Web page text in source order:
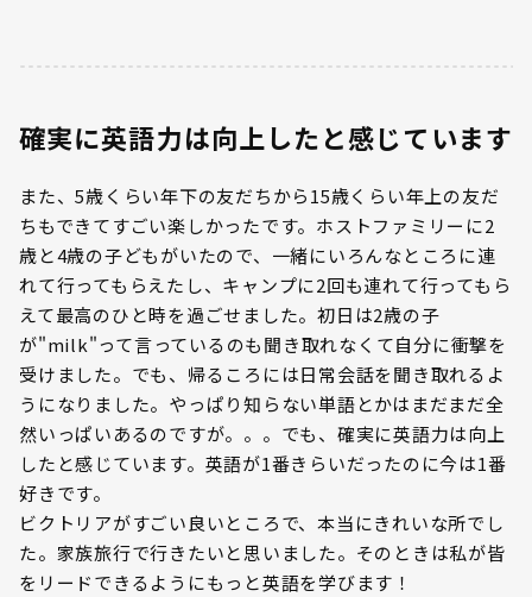
確実に英語力は向上したと感じています
また、5歳くらい年下の友だちから15歳くらい年上の友だ
ちもできてすごい楽しかったです。ホストファミリーに2
歳と4歳の子どもがいたので、一緒にいろんなところに連
れて行ってもらえたし、キャンプに2回も連れて行ってもら
えて最高のひと時を過ごせました。初日は2歳の子
が"milk"って言っているのも聞き取れなくて自分に衝撃を
受けました。でも、帰るころには日常会話を聞き取れるよ
うになりました。やっぱり知らない単語とかはまだまだ全
然いっぱいあるのですが。。。でも、確実に英語力は向上
したと感じています。英語が1番きらいだったのに今は1番
好きです。
ビクトリアがすごい良いところで、本当にきれいな所でし
た。家族旅行で行きたいと思いました。そのときは私が皆
をリードできるようにもっと英語を学びます！